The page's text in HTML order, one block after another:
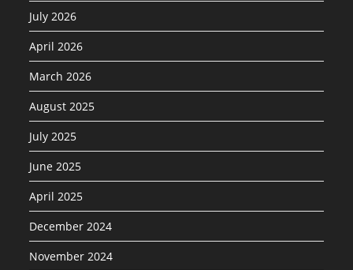
July 2026
April 2026
March 2026
August 2025
July 2025
June 2025
April 2025
December 2024
November 2024